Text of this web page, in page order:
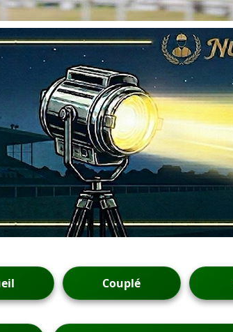
Couplé